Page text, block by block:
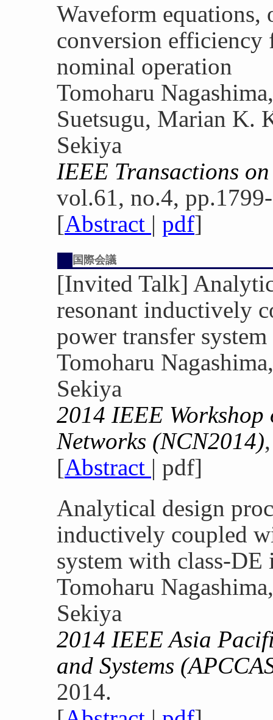
Waveform equations,
conversion efficiency
nominal operation
Tomoharu
Suetsugu, Marian K.
Sekiya
IEEE Transactions
vol.61, no.4,
[Abstract | pdf]
国際会議
[Invited Talk]
resonant inductively
power transfer system
Tomoharu
Sekiya
2014 IEEE
Networks (NCN2014)
[Abstract | pdf]
Analytical design
inductively coupled
system with class-
Tomoharu
Sekiya
2014 IEEE Asia
and Systems
2014.